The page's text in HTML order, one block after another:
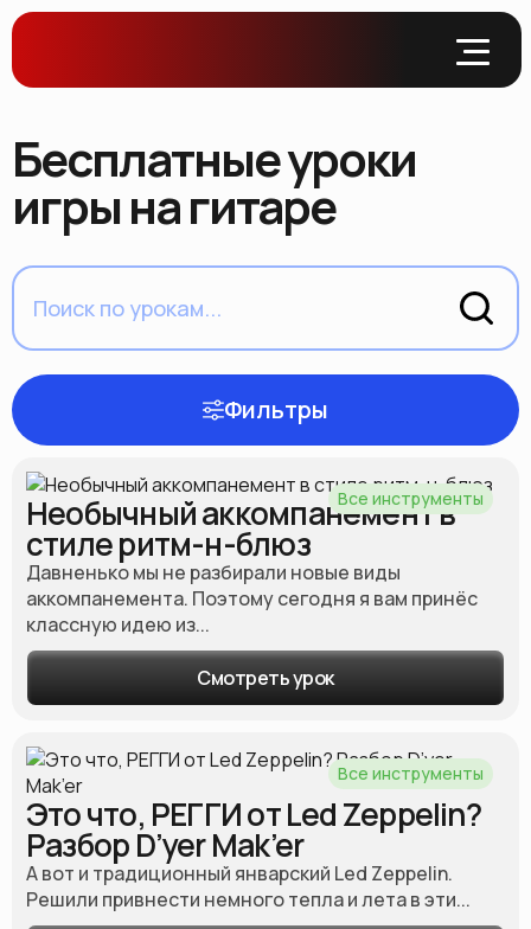
Бесплатные уроки
игры на гитаре
Все инструменты
Необычный аккомпанемент в
стиле ритм-н-блюз
Давненько мы не разбирали новые виды
аккомпанемента. Поэтому сегодня я вам принёс
классную идею из...
Смотреть урок
Все инструменты
Это что, РЕГГИ от Led Zeppelin?
Разбор D’yer Mak’er
А вот и традиционный январский Led Zeppelin.
Решили привнести немного тепла и лета в эти...
Фильтры
Все инструменты
Электрогитара
Акустика
Идеально для начинающих
Звучит на одной гитаре
Разборы песен
Разборы фраз
Импровизация и музыкальная теория
Аккомпанемент
Техника игры
Обзоры и гайды